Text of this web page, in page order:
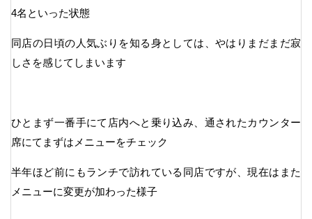
4名といった状態
同店の日頃の人気ぶりを知る身としては、やはりまだまだ寂
しさを感じてしまいます
ひとまず一番手にて店内へと乗り込み、通されたカウンター
席にてまずはメニューをチェック
半年ほど前にもランチで訪れている同店ですが、現在はまた
メニューに変更が加わった様子